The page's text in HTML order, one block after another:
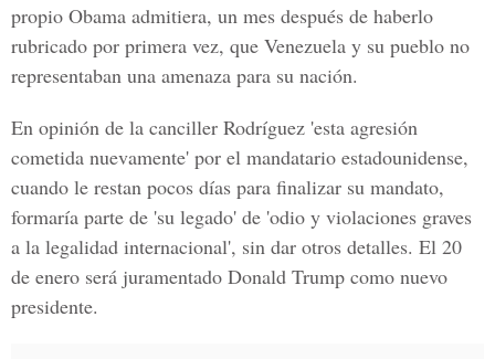
propio Obama admitiera, un mes después de haberlo
rubricado por primera vez, que Venezuela y su pueblo no
representaban una amenaza para su nación.
En opinión de la canciller Rodríguez 'esta agresión
cometida nuevamente' por el mandatario estadounidense,
cuando le restan pocos días para finalizar su mandato,
formaría parte de 'su legado' de 'odio y violaciones graves
a la legalidad internacional', sin dar otros detalles. El 20
de enero será juramentado Donald Trump como nuevo
presidente.